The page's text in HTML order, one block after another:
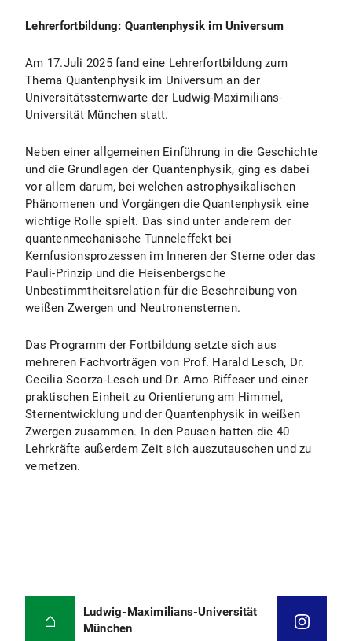
Lehrerfortbildung: Quantenphysik im Universum
Am 17.Juli 2025 fand eine Lehrerfortbildung zum
Thema Quantenphysik im Universum an der
Universitätssternwarte der Ludwig-Maximilians-
Universität München statt.
Neben einer allgemeinen Einführung in die Geschichte
und die Grundlagen der Quantenphysik, ging es dabei
vor allem darum, bei welchen astrophysikalischen
Phänomenen und Vorgängen die Quantenphysik eine
wichtige Rolle spielt. Das sind unter anderem der
quantenmechanische Tunneleffekt bei
Kernfusionsprozessen im Inneren der Sterne oder das
Pauli-Prinzip und die Heisenbergsche
Unbestimmtheitsrelation für die Beschreibung von
weißen Zwergen und Neutronensternen.
Das Programm der Fortbildung setzte sich aus
mehreren Fachvorträgen von Prof. Harald Lesch, Dr.
Cecilia Scorza-Lesch und Dr. Arno Riffeser und einer
praktischen Einheit zu Orientierung am Himmel,
Sternentwicklung und der Quantenphysik in weißen
Zwergen zusammen. In den Pausen hatten die 40
Lehrkräfte außerdem Zeit sich auszutauschen und zu
vernetzen.
Ludwig-Maximilians-Universität
München